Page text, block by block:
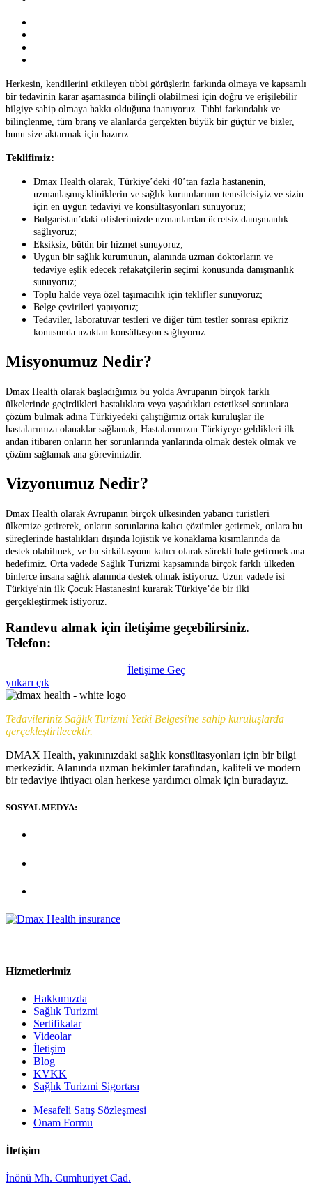
Herkesin, kendilerini etkileyen tıbbi görüşlerin farkında olmaya ve kapsamlı
bir tedavinin karar aşamasında bilinçli olabilmesi için doğru ve erişilebilir
bilgiye sahip olmaya hakkı olduğuna inanıyoruz. Tıbbi farkındalık ve
bilinçlenme, tüm branş ve alanlarda gerçekten büyük bir güçtür ve bizler,
bunu size aktarmak için hazırız.
Teklifimiz:
Dmax Health olarak, Türkiye’deki 40’tan fazla hastanenin,
uzmanlaşmış kliniklerin ve sağlık kurumlarının temsilcisiyiz ve sizin
için en uygun tedaviyi ve konsültasyonları sunuyoruz;
Bulgaristan’daki ofislerimizde uzmanlardan ücretsiz danışmanlık
sağlıyoruz;
Eksiksiz, bütün bir hizmet sunuyoruz;
Uygun bir sağlık kurumunun, alanında uzman doktorların ve
tedaviye eşlik edecek refakatçilerin seçimi konusunda danışmanlık
sunuyoruz;
Toplu halde veya özel taşımacılık için teklifler sunuyoruz;
Belge çevirileri yapıyoruz;
Tedaviler, laboratuvar testleri ve diğer tüm testler sonrası epikriz
konusunda uzaktan konsültasyon sağlıyoruz.
Misyonumuz Nedir?
Dmax Health olarak başladığımız bu yolda Avrupanın birçok farklı
ülkelerinde geçirdikleri hastalıklara veya yaşadıkları estetiksel sorunlara
çözüm bulmak adına Türkiyedeki çalıştığımız ortak kuruluşlar ile
hastalarımıza olanaklar sağlamak, Hastalarımızın Türkiyeye geldikleri ilk
andan itibaren onların her sorunlarında yanlarında olmak destek olmak ve
çözüm sağlamak ana görevimizdir.
Vizyonumuz Nedir?
Dmax Health olarak Avrupanın birçok ülkesinden yabancı turistleri
ülkemize getirerek, onların sorunlarına kalıcı çözümler getirmek, onlara bu
süreçlerinde hastalıkları dışında lojistik ve konaklama kısımlarında da
destek olabilmek, ve bu sirkülasyonu kalıcı olarak sürekli hale getirmek ana
hedefimiz. Orta vadede Sağlık Turizmi kapsamında birçok farklı ülkeden
binlerce insana sağlık alanında destek olmak istiyoruz. Uzun vadede isi
Türkiye'nin ilk Çocuk Hastanesini kurarak Türkiye’de bir ilki
gerçekleştirmek istiyoruz.
Randevu almak için iletişime geçebilirsiniz.
Telefon:
İletişime Geç
yukarı çık
Tedavileriniz Sağlık Turizmi Yetki Belgesi'ne sahip kuruluşlarda
gerçekleştirilecektir.
DMAX Health, yakınınızdaki sağlık konsültasyonları için bir bilgi
merkezidir. Alanında uzman hekimler tarafından, kaliteli ve modern
bir tedaviye ihtiyacı olan herkese yardımcı olmak için buradayız.
SOSYAL MEDYA:
Hizmetlerimiz
Hakkımızda
Sağlık Turizmi
Sertifikalar
Videolar
İletişim
Blog
KVKK
Sağlık Turizmi Sigortası
Mesafeli Satış Sözleşmesi
Onam Formu
İletişim
İnönü Mh. Cumhuriyet Cad.